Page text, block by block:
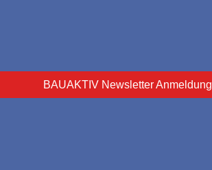
BAUAKTIV Newsletter Anmeldung